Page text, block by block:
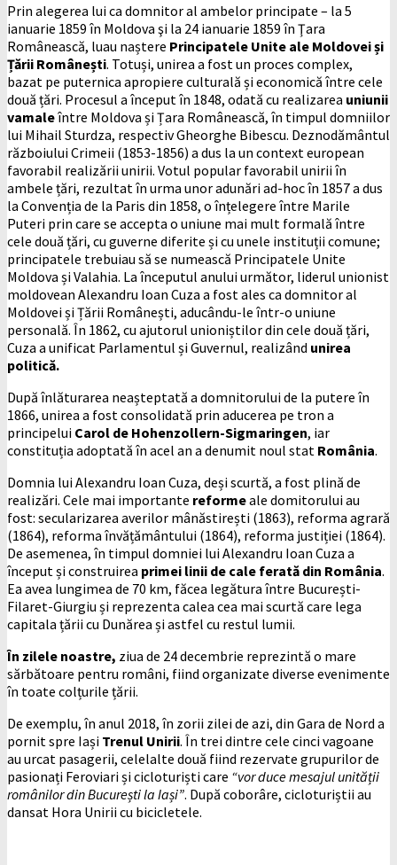
Prin alegerea lui ca domnitor al ambelor principate – la 5
ianuarie 1859 în Moldova şi la 24 ianuarie 1859 în Ţara
Românească, luau naștere Principatele Unite ale Moldovei și
Țării Românești. Totuși, unirea a fost un proces complex,
bazat pe puternica apropiere culturală și economică între cele
două țări. Procesul a început în 1848, odată cu realizarea uniunii
vamaleîntre Moldova și Țara Românească, în timpul domniilor
lui Mihail Sturdza, respectiv Gheorghe Bibescu. Deznodământul
războiului Crimeii (1853-1856) a dus la un context european
favorabil realizării unirii. Votul popular favorabil unirii în
ambele țări, rezultat în urma unor adunări ad-hoc în 1857 a dus
la Convenția de la Paris din 1858, o înțelegere între Marile
Puteri prin care se accepta o uniune mai mult formală între
cele două țări, cu guverne diferite și cu unele instituții comune;
principatele trebuiau să se numească Principatele Unite
Moldova și Valahia. La începutul anului următor, liderul unionist
moldovean Alexandru Ioan Cuza a fost ales ca domnitor al
Moldovei și Țării Românești, aducându-le într-o uniune
personală. În 1862, cu ajutorul unioniștilor din cele două țări,
Cuza a unificat Parlamentul și Guvernul, realizând unirea
politică.
După înlăturarea neașteptată a domnitorului de la putere în
1866, unirea a fost consolidată prin aducerea pe tron a
principelui Carol de Hohenzollern-Sigmaringen, iar
constituția adoptată în acel an a denumit noul stat România.
Domnia lui Alexandru Ioan Cuza, deși scurtă, a fost plină de
realizări. Cele mai importante reformeale domitorului au
fost: secularizarea averilor mânăstirești (1863), reforma agrară
(1864), reforma învățământului (1864), reforma justiției (1864).
De asemenea, în timpul domniei lui Alexandru Ioan Cuza a
început și construirea primei linii de cale ferată din România.
Ea avea lungimea de 70 km, făcea legătura între București-
Filaret-Giurgiu și reprezenta calea cea mai scurtă care lega
capitala țării cu Dunărea și astfel cu restul lumii.
În zilele noastre, ziua de 24 decembrie reprezintă o mare
sărbătoare pentru români, fiind organizate diverse evenimente
în toate colțurile țării.
De exemplu, în anul 2018, în zorii zilei de azi, din Gara de Nord a
pornit spre Iași Trenul Unirii. În trei dintre cele cinci vagoane
au urcat pasagerii, celelalte două fiind rezervate grupurilor de
pasionați Feroviari și cicloturiști care “vor duce mesajul unității
românilor din București la Iași”. După coborâre, cicloturiștii au
dansat Hora Unirii cu bicicletele.